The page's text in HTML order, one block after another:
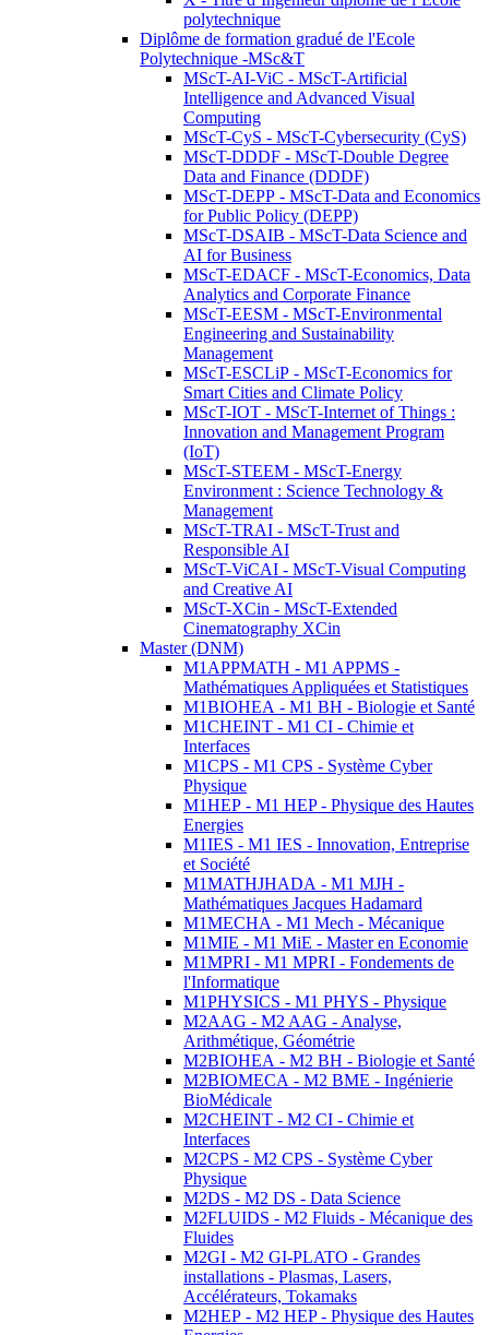
polytechnique
Diplôme de formation gradué de l'Ecole
Polytechnique -MSc&T
MScT-AI-ViC - MScT-Artificial
Intelligence and Advanced Visual
Computing
MScT-CyS - MScT-Cybersecurity (CyS)
MScT-DDDF - MScT-Double Degree
Data and Finance (DDDF)
MScT-DEPP - MScT-Data and Economics
for Public Policy (DEPP)
MScT-DSAIB - MScT-Data Science and
AI for Business
MScT-EDACF - MScT-Economics, Data
Analytics and Corporate Finance
MScT-EESM - MScT-Environmental
Engineering and Sustainability
Management
MScT-ESCLiP - MScT-Economics for
Smart Cities and Climate Policy
MScT-IOT - MScT-Internet of Things :
Innovation and Management Program
(IoT)
MScT-STEEM - MScT-Energy
Environment : Science Technology &
Management
MScT-TRAI - MScT-Trust and
Responsible AI
MScT-ViCAI - MScT-Visual Computing
and Creative AI
MScT-XCin - MScT-Extended
Cinematography XCin
Master (DNM)
M1APPMATH - M1 APPMS -
Mathématiques Appliquées et Statistiques
M1BIOHEA - M1 BH - Biologie et Santé
M1CHEINT - M1 CI - Chimie et
Interfaces
M1CPS - M1 CPS - Système Cyber
Physique
M1HEP - M1 HEP - Physique des Hautes
Energies
M1IES - M1 IES - Innovation, Entreprise
et Société
M1MATHJHADA - M1 MJH -
Mathématiques Jacques Hadamard
M1MECHA - M1 Mech - Mécanique
M1MIE - M1 MiE - Master en Economie
M1MPRI - M1 MPRI - Fondements de
l'Informatique
M1PHYSICS - M1 PHYS - Physique
M2AAG - M2 AAG - Analyse,
Arithmétique, Géométrie
M2BIOHEA - M2 BH - Biologie et Santé
M2BIOMECA - M2 BME - Ingénierie
BioMédicale
M2CHEINT - M2 CI - Chimie et
Interfaces
M2CPS - M2 CPS - Système Cyber
Physique
M2DS - M2 DS - Data Science
M2FLUIDS - M2 Fluids - Mécanique des
Fluides
M2GI - M2 GI-PLATO - Grandes
installations - Plasmas, Lasers,
Accélérateurs, Tokamaks
M2HEP - M2 HEP - Physique des Hautes